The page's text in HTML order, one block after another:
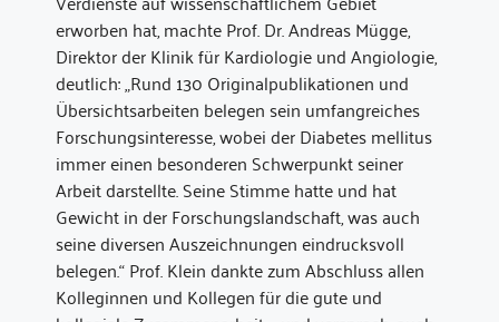
erworben hat, machte Prof. Dr. Andreas Mügge,
Direktor der Klinik für Kardiologie und Angiologie,
deutlich: „Rund 130 Originalpublikationen und
Übersichtsarbeiten belegen sein umfangreiches
Forschungsinteresse, wobei der Diabetes mellitus
immer einen besonderen Schwerpunkt seiner
Arbeit darstellte. Seine Stimme hatte und hat
Gewicht in der Forschungslandschaft, was auch
seine diversen Auszeichnungen eindrucksvoll
belegen.“ Prof. Klein dankte zum Abschluss allen
Kolleginnen und Kollegen für die gute und